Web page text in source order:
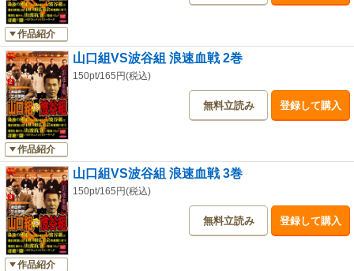
作品紹介
作品紹介
山口組VS波谷組 浪速血戦 2巻
150pt/165円(税込)
無料立読み 登録して購入
作品紹介
山口組VS波谷組 浪速血戦 3巻
150pt/165円(税込)
無料立読み 登録して購入